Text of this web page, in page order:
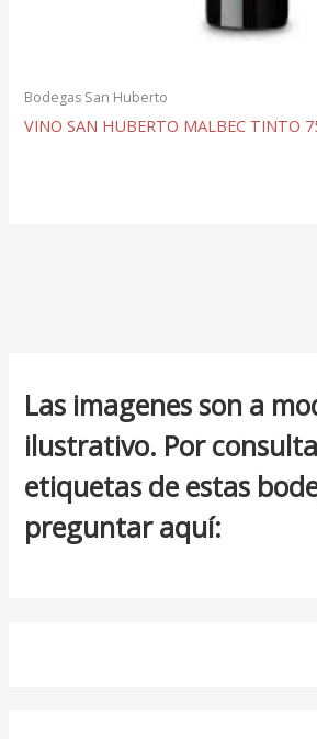
Las imagenes son a
ilustrativo. Por
etiquetas de estas
preguntar aquí:
Bodegas San Huberto
VINO SAN HUBERTO MALBEC TINTO